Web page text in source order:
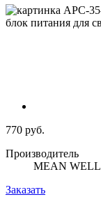
770 руб.
Производитель
MEAN WELL
Заказать